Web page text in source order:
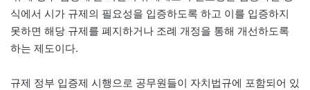
식에서 시가 규제의 필요성을 입증하도록 하고 이를 입증하지
못하면 해당 규제를 폐지하거나 조례 개정을 통해 개선하도록
하는 제도이다.
규제 정부 입증제 시행으로 공무원들이 자치법규에 포함되어 있